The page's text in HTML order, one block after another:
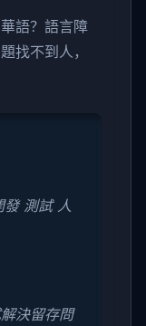
語？語言障
找不到人，
發 測試 人
決留存問